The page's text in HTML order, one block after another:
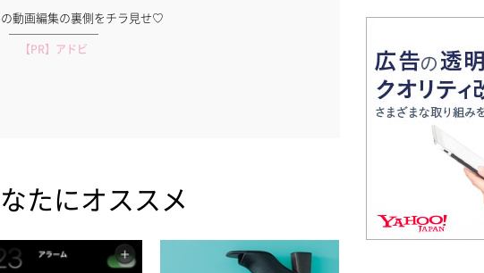
なんか調子が良くない…インナーケアを見直しませんか？
ナイトプ
たにオススメ